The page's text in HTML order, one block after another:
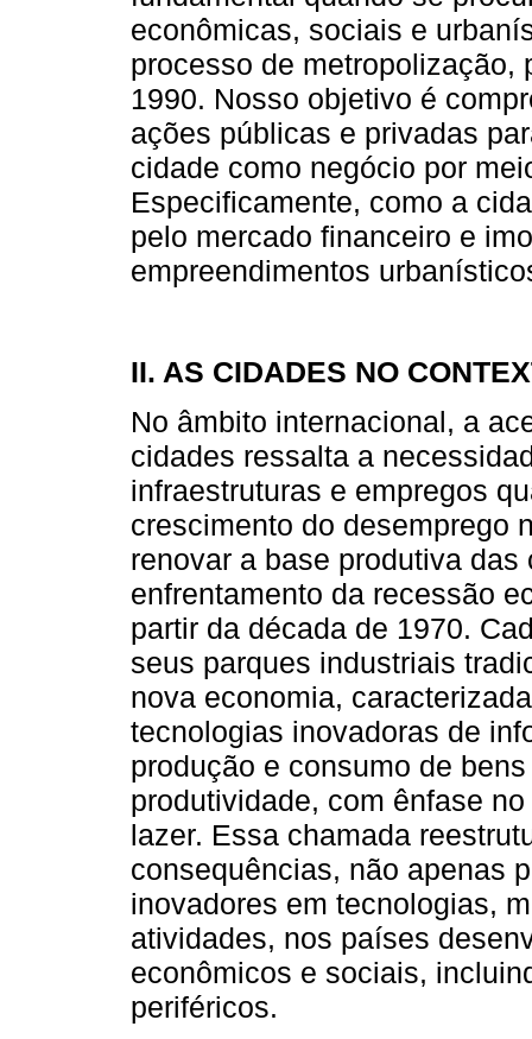
econômicas, sociais e
processo de metropolização,
1990. Nosso objetivo é
ações públicas e privadas
cidade como negócio por
Especificamente, como a
pelo mercado financeiro e
empreendimentos
II. AS CIDADES NO
No âmbito internacional, a
cidades ressalta a
infraestruturas e empregos
crescimento do desemprego
renovar a base produtiva
enfrentamento da recessão
partir da década de 1970.
seus parques industriais
nova economia,
tecnologias inovadoras de
produção e consumo de
produtividade, com ênfase
lazer. Essa chamada
consequências, não apenas
inovadores em tecnologias,
atividades, nos países
econômicos e sociais,
periféricos.